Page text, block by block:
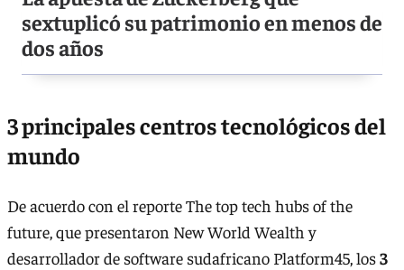
sextuplicó su patrimonio en menos de
dos años
3 principales centros tecnológicos del
mundo
De acuerdo con el reporte The top tech hubs of the
future, que presentaron New World Wealth y
desarrollador de software sudafricano Platform45, los3